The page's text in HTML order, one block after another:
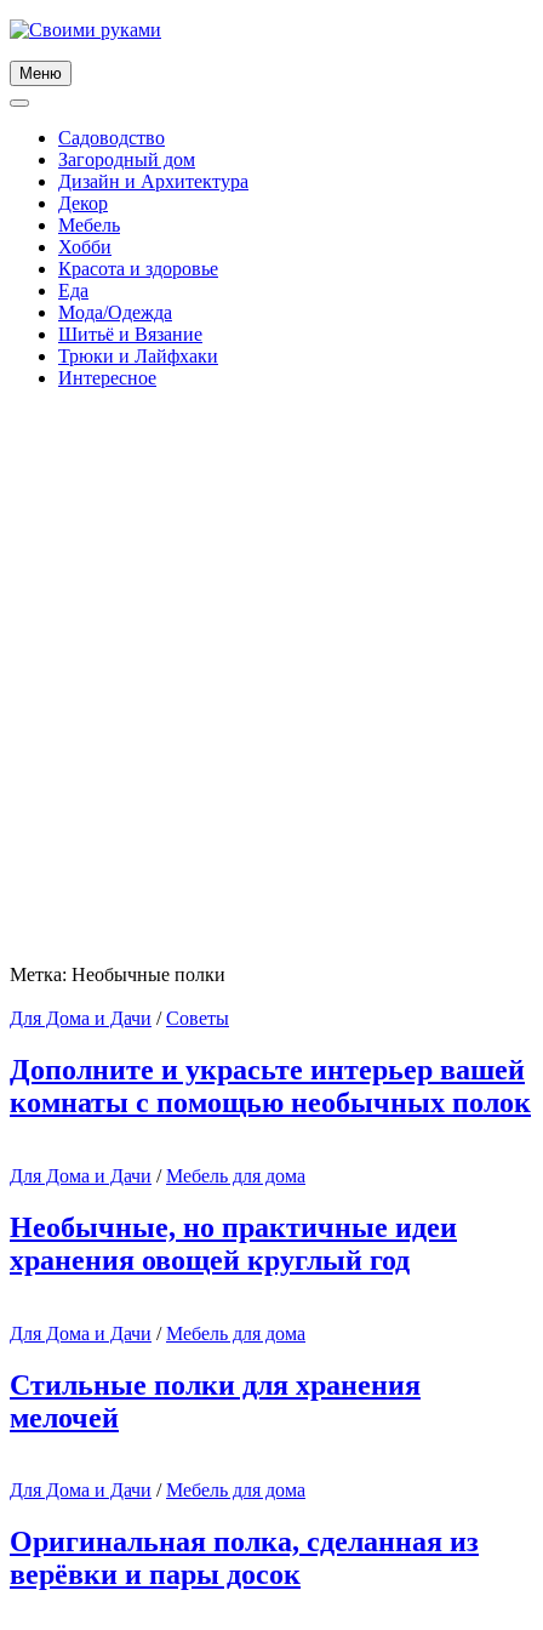
Skip
content
Меню
Садоводство
Загородный дом
Дизайн и Архитектура
Декор
Мебель
Хобби
Красота и здоровье
Еда
Мода/Одежда
Шитьё и Вязание
Трюки и Лайфхаки
Интересное
Метка: Необычные полки
Для Дома и Дачи /Советы
Дополните и украсьте интерьер вашей
комнаты с помощью необычных полок
Для Дома и Дачи /Мебель для дома
Необычные, но практичные идеи
хранения овощей круглый год
Для Дома и Дачи /Мебель для дома
Стильные полки для хранения
мелочей
Для Дома и Дачи /Мебель для дома
Оригинальная полка, сделанная из
верёвки и пары досок